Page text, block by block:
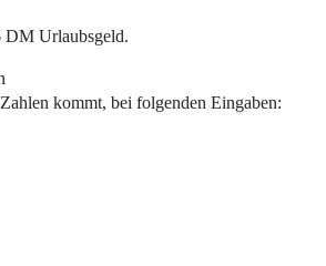
DM Urlaubsgeld.
kommt, bei folgenden Eingaben: